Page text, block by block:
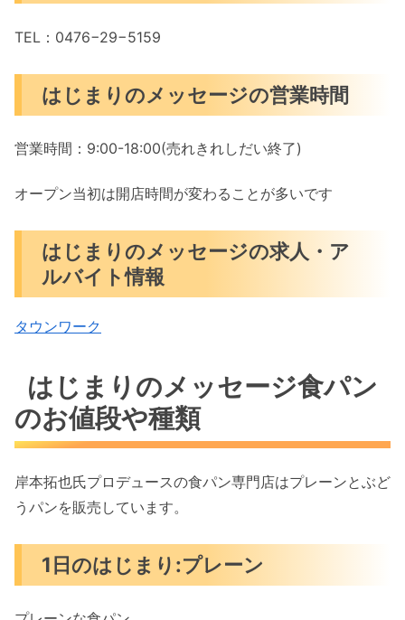
TEL：0476−29−5159
はじまりのメッセージの営業時間
営業時間：9:00-18:00(売れきれしだい終了)
オープン当初は開店時間が変わることが多いです
はじまりのメッセージの求人・ア
ルバイト情報
タウンワーク
はじまりのメッセージ食パン
のお値段や種類
岸本拓也氏プロデュースの食パン専門店はプレーンとぶど
うパンを販売しています。
1日のはじまり:プレーン